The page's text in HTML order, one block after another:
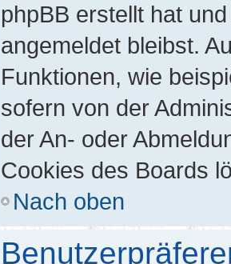
phpBB erstellt hat
angemeldet bleibst.
Funktionen, wie
sofern von der
der An- oder
Cookies des Boards
Nach oben